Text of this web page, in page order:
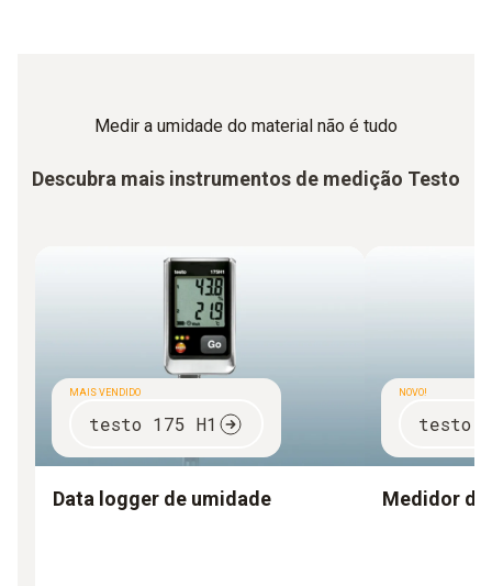
Medir a umidade do material não é tudo
Descubra mais instrumentos de medição Testo
MAIS VENDIDO
testo 175 H1
Data logger de umidade
NOVO!
testo
Medidor